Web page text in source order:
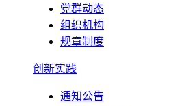
党群动态
组织机构
规章制度
创新实践
通知公告